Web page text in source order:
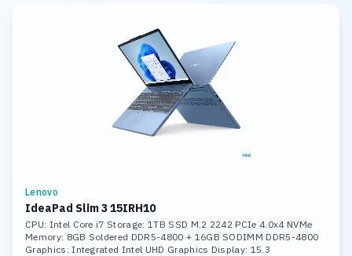
Lenovo
IdeaPad Slim 3 15IRH10
CPU: Intel Core i7 Storage: 1TB SSD M.2 2242 PCIe 4.0x4 NVMe
Memory: 8GB Soldered DDR5-4800 + 16GB SODIMM DDR5-4800
Graphics: Integrated Intel UHD Graphics Display: 15.3